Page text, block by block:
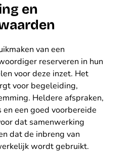
en
van een
reserveren in hun
voor deze inzet. Het
voor begeleiding,
Heldere afspraken,
een goed voorbereide
dat samenwerking
dat de inbreng van
wordt gebruikt.